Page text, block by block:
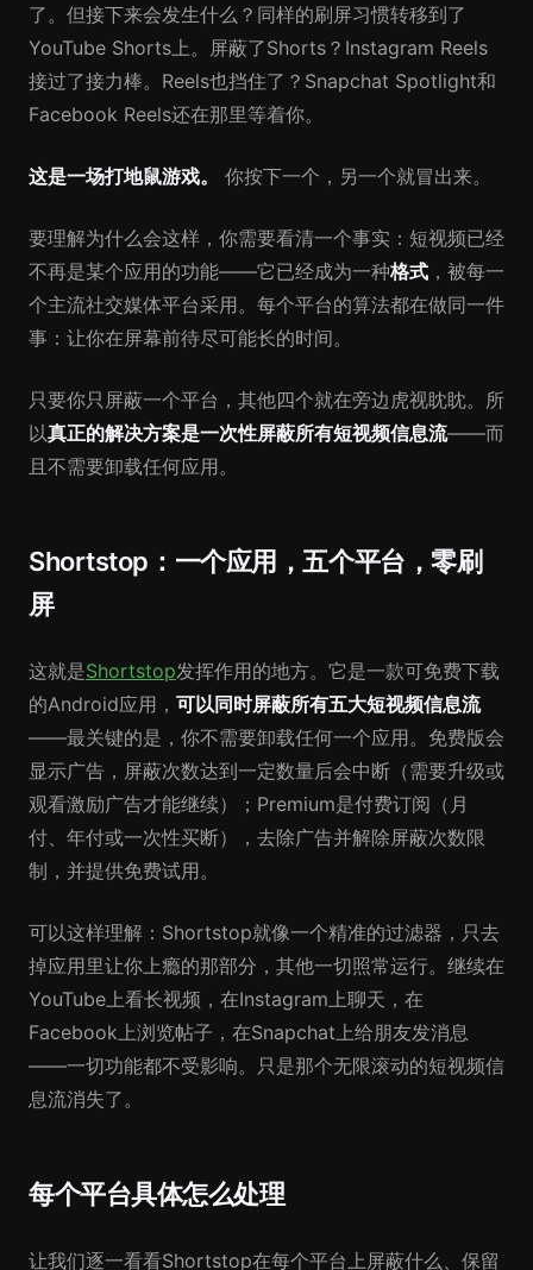
了。但接下来会发生什么？同样的刷屏习惯转移到了
YouTube Shorts上。屏蔽了Shorts？Instagram Reels
接过了接力棒。Reels也挡住了？Snapchat Spotlight和
Facebook Reels还在那里等着你。
这是一场打地鼠游戏。 你按下一个，另一个就冒出来。
要理解为什么会这样，你需要看清一个事实：短视频已经
不再是某个应用的功能——它已经成为一种格式 ，被每一
个主流社交媒体平台采用。每个平台的算法都在做同一件
事：让你在屏幕前待尽可能长的时间。
只要你只屏蔽一个平台，其他四个就在旁边虎视眈眈。所
以真正的解决方案是一次性屏蔽所有短视频信息流——而
且不需要卸载任何应用。
Shortstop：一个应用，五个平台，零刷
屏
这就是Shortstop发挥作用的地方。它是一款可免费下载
的Android应用， 可以同时屏蔽所有五大短视频信息流
——最关键的是，你不需要卸载任何一个应用。免费版会
显示广告，屏蔽次数达到一定数量后会中断（需要升级或
观看激励广告才能继续）；Premium是付费订阅（月
付、年付或一次性买断），去除广告并解除屏蔽次数限
制，并提供免费试用。
可以这样理解：Shortstop就像一个精准的过滤器，只去
掉应用里让你上瘾的那部分，其他一切照常运行。继续在
YouTube上看长视频，在Instagram上聊天，在
Facebook上浏览帖子，在Snapchat上给朋友发消息
——一切功能都不受影响。只是那个无限滚动的短视频信
息流消失了。
每个平台具体怎么处理
让我们逐一看看Shortstop在每个平台上屏蔽什么、保留